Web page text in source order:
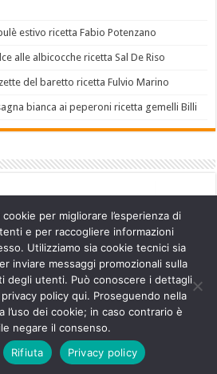
estivo ricetta Fabio Potenzano
alle albicocche ricetta Sal De Riso
del baretto ricetta Fulvio Marino
bianca ai peperoni ricetta gemelli Billi
| Designed byTieLabs
2026, All Rights Reserved.
per migliorare l’esperienza di
e per raccogliere informazioni
Utilizziamo sia cookie tecnici sia
inviare messaggi promozionali sulla
degli utenti. Può conoscere i dettagli
policy qui. Proseguendo nella
l’uso dei cookie; in caso contrario è
negare il consenso.
Rifiuta Privacy policy